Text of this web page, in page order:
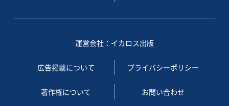
運営会社：イカロス出版
広告掲載について プライバシーポリシー
著作権について お問い合わせ